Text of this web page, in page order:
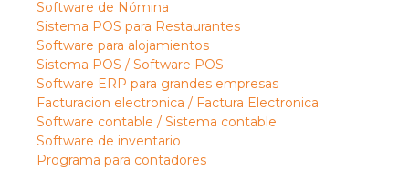
Software de Nómina
Sistema POS para Restaurantes
Software para alojamientos
Sistema POS / Software POS
Software ERP para grandes empresas
Facturacion electronica / Factura Electronica
Software contable / Sistema contable
Software de inventario
Programa para contadores